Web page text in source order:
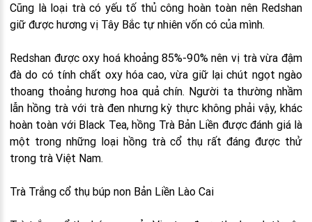
Cũng là loại trà có yếu tố thủ công hoàn toàn nên Redshan
giữ được hương vị Tây Bắc tự nhiên vốn có của mình.
Redshan được oxy hoá khoảng 85%-90% nên vị trà vừa đậm
đà do có tính chất oxy hóa cao, vừa giữ lại chút ngọt ngào
thoang thoảng hương hoa quả chín. Người ta thường nhầm
lẫn hồng trà với trà đen nhưng kỳ thực không phải vậy, khác
hoàn toàn với Black Tea, hồng Trà Bản Liền được đánh giá là
một trong những loại hồng trà cổ thụ rất đáng được thử
trong trà Việt Nam.
Trà Trắng cổ thụ búp non Bản Liền Lào Cai